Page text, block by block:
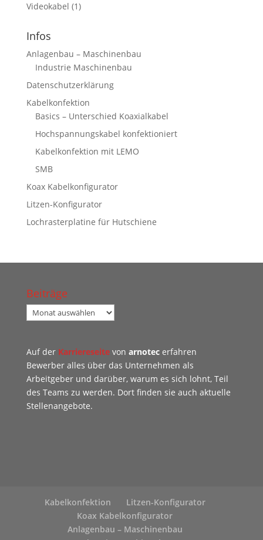
Videokabel (1)
Infos
Anlagenbau – Maschinenbau
Industrie Maschinenbau
Datenschutzerklärung
Kabelkonfektion
Basics – Unterschied Koaxialkabel
Hochspannungskabel konfektioniert
Kabelkonfektion mit LEMO
SMB
Koax Kabelkonfigurator
Litzen-Konfigurator
Lochrasterplatine für Hutschiene
Beiträge
Beiträge
Auf der Karriereseitevon arnotecerfahren
Bewerber alles über das Unternehmen als
Arbeitgeber und darüber, warum es sich lohnt, Teil
des Teams zu werden. Dort finden sie auch aktuelle
Stellenangebote.
Kabelkonfektion
Litzen-Konfigurator
Koax Kabelkonfigurator
Anlagenbau – Maschinenbau